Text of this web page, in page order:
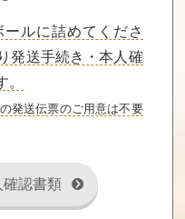
ルに詰めてくださ
発送手続き・本人確
発送伝票のご用意は不要
確認書類